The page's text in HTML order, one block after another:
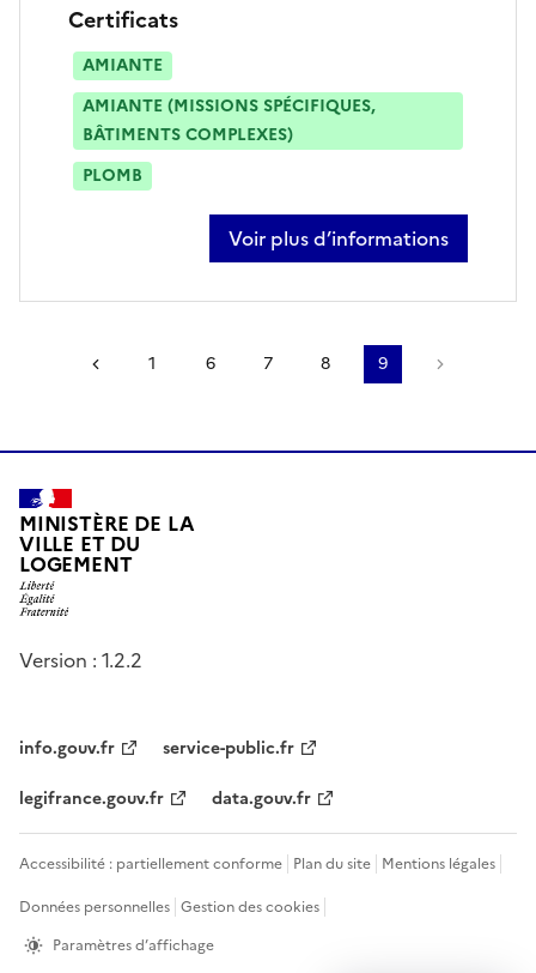
Certificats
AMIANTE
AMIANTE (MISSIONS SPÉCIFIQUES,
BÂTIMENTS COMPLEXES)
PLOMB
Voir plus d’informations
sur emmanuel delalain
Page précédente
1 6 7 8 9
MINISTÈRE DE LA
VILLE ET DU
LOGEMENT
Version : 1.2.2
info.gouv.fr
service-public.fr
legifrance.gouv.fr
data.gouv.fr
Accessibilité : partiellement conforme Plan du site Mentions légales
Données personnelles Gestion des cookies
Paramètres d’affichage